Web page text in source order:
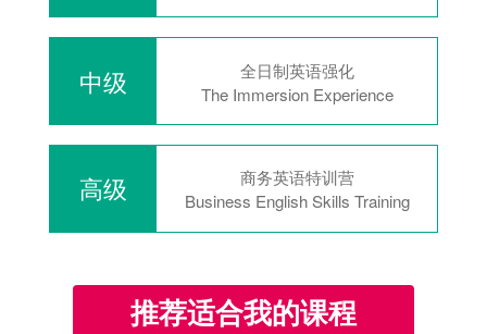
中级
全日制英语强化
The Immersion Experience
高级
商务英语特训营
Business English Skills Training
推荐适合我的课程